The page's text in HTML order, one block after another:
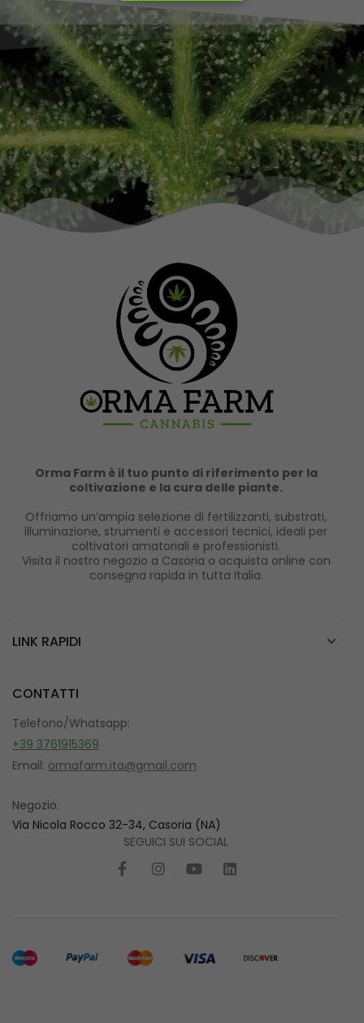
Orma Farm è il tuo punto di riferimento per la
coltivazione e la cura delle piante.
Offriamo un’ampia selezione di fertilizzanti, substrati,
illuminazione, strumenti e accessori tecnici, ideali per
coltivatori amatoriali e professionisti.
Visita il nostro negozio a Casoria o acquista online con
consegna rapida in tutta Italia.
LINK RAPIDI
CONTATTI
Telefono/Whatsapp:
+39 3761915369
Email: ormafarm.ita@gmail.com
Negozio:
Via Nicola Rocco 32-34, Casoria (NA)
SEGUICI SUI SOCIAL